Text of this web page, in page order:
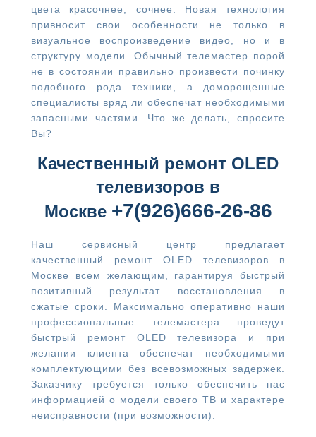
цвета красочнее, сочнее. Новая технология
привносит свои особенности не только в
визуальное воспроизведение видео, но и в
структуру модели. Обычный телемастер порой
не в состоянии правильно произвести починку
подобного рода техники, а доморощенные
специалисты вряд ли обеспечат необходимыми
запасными частями. Что же делать, спросите
Вы?
Качественный ремонт OLED
телевизоров в
Москве +7(926)666-26-86​
Наш сервисный центр предлагает
качественный ремонт OLED телевизоров в
Москве всем желающим, гарантируя быстрый
позитивный результат восстановления в
сжатые сроки. Максимально оперативно наши
профессиональные телемастера проведут
быстрый ремонт OLED телевизора и при
желании клиента обеспечат необходимыми
комплектующими без всевозможных задержек.
Заказчику требуется только обеспечить нас
информацией о модели своего ТВ и характере
неисправности (при возможности).